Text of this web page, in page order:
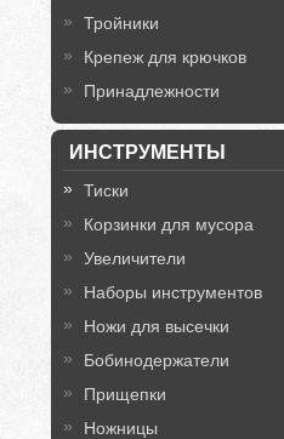
Тройники
Крепеж для крючков
Принадлежности
ИНСТРУМЕНТЫ
Тиски
Корзинки для мусора
Увеличители
Наборы инструментов
Ножи для высечки
Бобинодержатели
Прищепки
Ножницы